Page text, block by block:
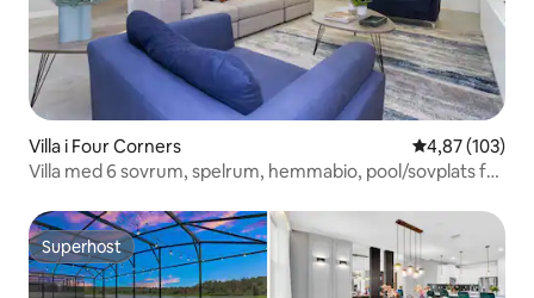
Villa i Four Corners 4,87 av 5 i
4,87 (103)
Villa med 6 sovrum, spelrum, hemmabio, pool/sovplats för
Superhost
Superhost